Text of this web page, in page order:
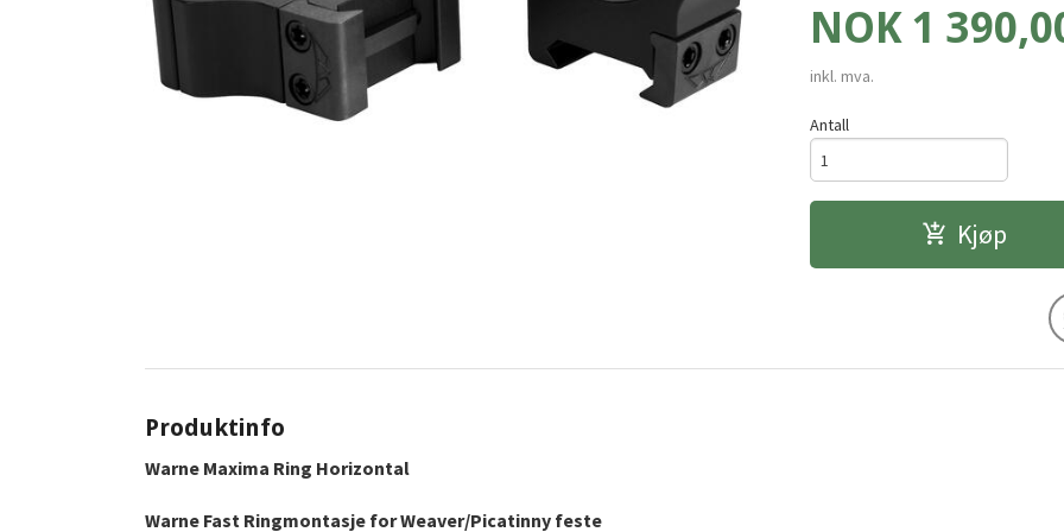
Pris
NOK 1
inkl. mva.
Antall
Kjøp
Produktinfo
Warne Maxima Ring Horizontal
Warne Fast Ringmontasje for Weaver/Picatinny feste